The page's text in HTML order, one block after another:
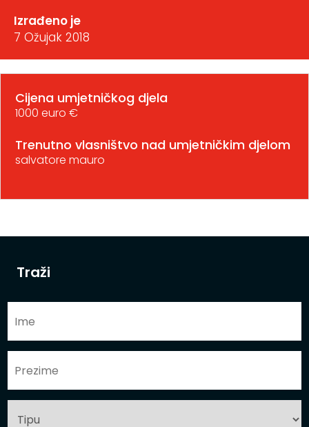
Traži
Izrađeno je
7 Ožujak 2018
Cijena umjetničkog djela
1000 euro €
Trenutno vlasništvo nad umjetničkim djelom
salvatore mauro